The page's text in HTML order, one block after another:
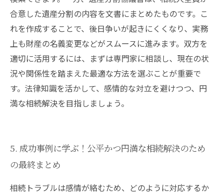
合意した遺産分割の内容を文書にまとめたものです。こ
れを作成することで、後日争いが起きにくくなり、実務
上も財産の名義変更などがスムースに進みます。双方を
適切に活用するには、まずは専門家に相談し、現在の状
況や関係性を踏まえた最適な方法を選ぶことが重要で
す。法律知識を活かして、感情的な対立を避けつつ、円
満な相続解決を目指しましょう。
5. 成功事例に学ぶ！公平かつ円満な相続解決のため
の最終まとめ
相続トラブルは感情が絡むため、どのように対応するか